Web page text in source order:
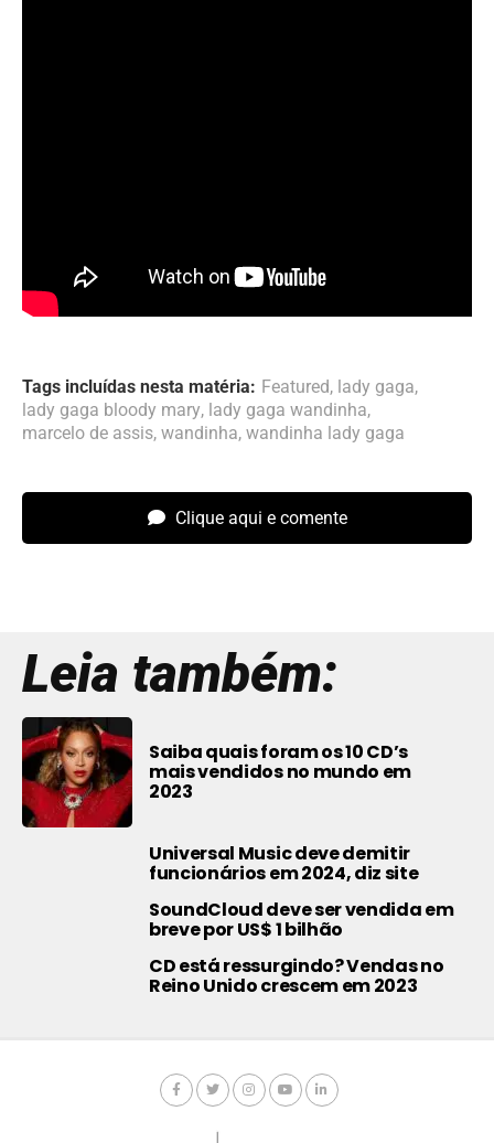
Tags incluídas nesta matéria: Featured, lady gaga,
lady gaga bloody mary, lady gaga wandinha,
marcelo de assis, wandinha, wandinha lady gaga
Clique aqui e comente
Leia também:
Saiba quais foram os 10 CD’s
mais vendidos no mundo em
2023
Universal Music deve demitir
funcionários em 2024, diz site
SoundCloud deve ser vendida em
breve por US$ 1 bilhão
CD está ressurgindo? Vendas no
Reino Unido crescem em 2023